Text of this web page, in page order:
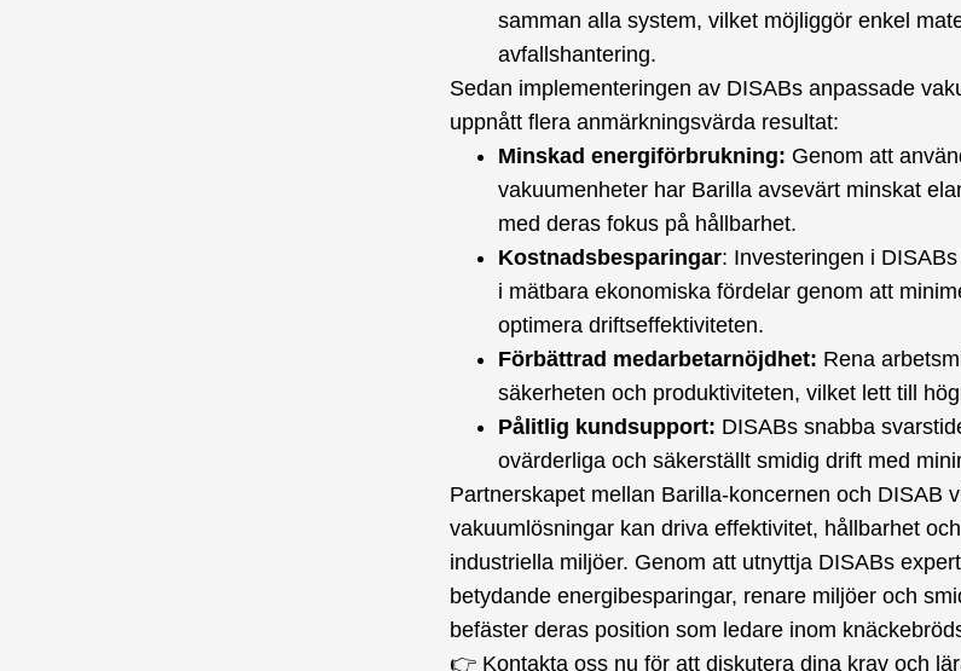
samman alla system, vilket möjliggör enkel
avfallshantering.
Sedan implementeringen av DISABs anpassade
uppnått flera anmärkningsvärda resultat:
Minskad energiförbrukning: Genom att
vakuumenheter har Barilla avsevärt minskat
med deras fokus på hållbarhet.
Kostnadsbesparingar: Investeringen i
i mätbara ekonomiska fördelar genom att
optimera driftseffektiviteten.
Förbättrad medarbetarnöjdhet: Rena
säkerheten och produktiviteten, vilket lett till
Pålitlig kundsupport: DISABs snabba
ovärderliga och säkerställt smidig drift med
Partnerskapet mellan Barilla-koncernen och DISAB
vakuumlösningar kan driva effektivitet, hållbarhet
industriella miljöer. Genom att utnyttja DISABs
betydande energibesparingar, renare miljöer och
befäster deras position som ledare inom
👉 Kontakta oss nu för att diskutera dina krav och